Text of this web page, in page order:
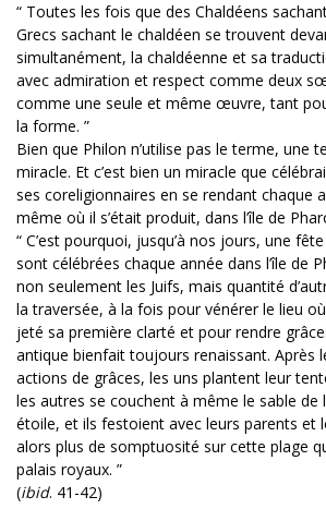
“ Toutes les fois que des Chaldéens
Grecs sachant le chaldéen se trouvent
simultanément, la chaldéenne et sa
avec admiration et respect comme deux
comme une seule et même œuvre, tant
la forme. ”
Bien que Philon n’utilise pas le terme, une
miracle. Et c’est bien un miracle que
ses coreligionnaires en se rendant chaque
même où il s’était produit, dans l’île de
“ C’est pourquoi, jusqu’à nos jours, une
sont célébrées chaque année dans l’île de
non seulement les Juifs, mais quantité
la traversée, à la fois pour vénérer le lieu
jeté sa première clarté et pour rendre
antique bienfait toujours renaissant. Après
actions de grâces, les uns plantent leur
les autres se couchent à même le sable de
étoile, et ils festoient avec leurs parents et
alors plus de somptuosité sur cette plage
palais royaux. ”
(ibid. 41-42)